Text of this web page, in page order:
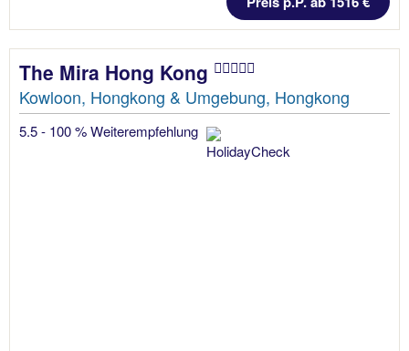
The Mira Hong Kong
Kowloon, Hongkong & Umgebung, Hongkong
5.5 - 100 % Weiterempfehlung